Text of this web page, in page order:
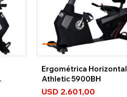
Ergométrica Horizontal
Athletic 5900BH
USD 2.601,00